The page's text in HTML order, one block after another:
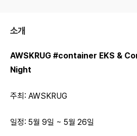
소개
AWSKRUG #container EKS &
Night
주최: AWSKRUG
일정: 5월 9일 ~ 5월 26일